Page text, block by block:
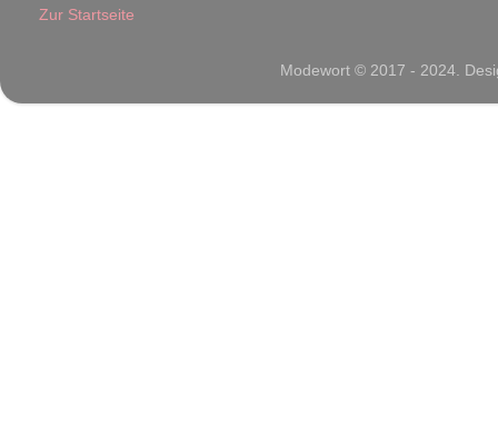
Zur Startseite
Modewort © 2017 - 2024.